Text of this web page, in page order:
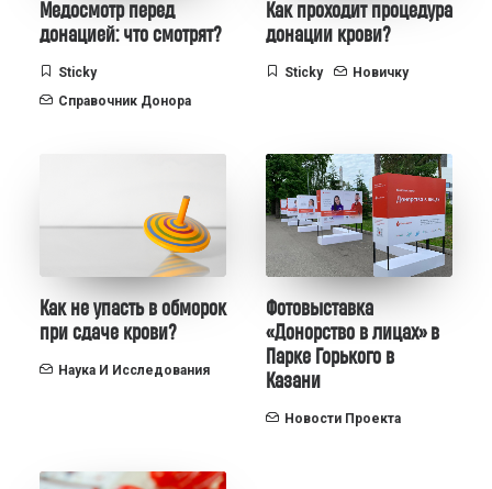
Медосмотр перед
донацией: что смотрят?
Sticky
Справочник Донора
Как проходит процедура
донации крови?
Sticky Новичку
Как не упасть в обморок
при сдаче крови?
Наука И Исследования
Фотовыставка
«Донорство в лицах» в
Парке Горького в
Казани
Новости Проекта